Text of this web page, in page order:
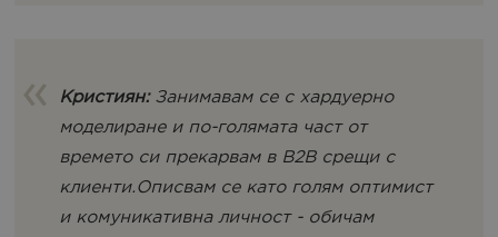
Кристиян:Занимавам се с хардуерно
моделиране и по-голямата част от
времето си прекарвам в B2B срещи с
клиенти.Описвам се като голям оптимист
и комуникативна личност - обичам